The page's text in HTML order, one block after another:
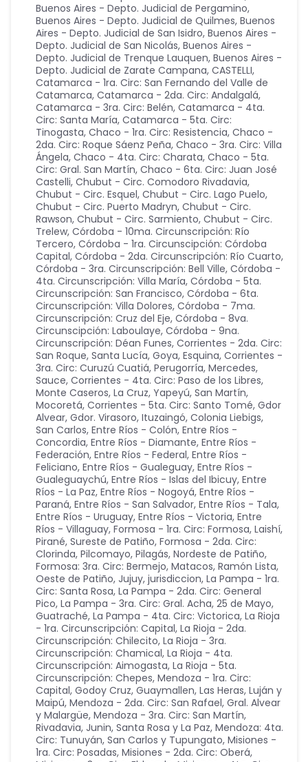
Buenos Aires - Depto. Judicial de Pergamino,
Buenos Aires - Depto. Judicial de Quilmes, Buenos
Aires - Depto. Judicial de San Isidro, Buenos Aires -
Depto. Judicial de San Nicolás, Buenos Aires -
Depto. Judicial de Trenque Lauquen, Buenos Aires -
Depto. Judicial de Zarate Campana, CASTELLI,
Catamarca - 1ra. Circ: San Fernando del Valle de
Catamarca, Catamarca - 2da. Circ: Andalgalá,
Catamarca - 3ra. Circ: Belén, Catamarca - 4ta.
Circ: Santa María, Catamarca - 5ta. Circ:
Tinogasta, Chaco - 1ra. Circ: Resistencia, Chaco -
2da. Circ: Roque Sáenz Peña, Chaco - 3ra. Circ: Villa
Ángela, Chaco - 4ta. Circ: Charata, Chaco - 5ta.
Circ: Gral. San Martín, Chaco - 6ta. Circ: Juan José
Castelli, Chubut - Circ. Comodoro Rivadavia,
Chubut - Circ. Esquel, Chubut - Circ. Lago Puelo,
Chubut - Circ. Puerto Madryn, Chubut - Circ.
Rawson, Chubut - Circ. Sarmiento, Chubut - Circ.
Trelew, Córdoba - 10ma. Circunscripción: Río
Tercero, Córdoba - 1ra. Circunscipción: Córdoba
Capital, Córdoba - 2da. Circunscripción: Río Cuarto,
Córdoba - 3ra. Circunscripción: Bell Ville, Córdoba -
4ta. Circunscripción: Villa María, Córdoba - 5ta.
Circunscripción: San Francisco, Córdoba - 6ta.
Circunscripción: Villa Dolores, Córdoba - 7ma.
Circunscripción: Cruz del Eje, Córdoba - 8va.
Circunscipción: Laboulaye, Córdoba - 9na.
Circunscripción: Déan Funes, Corrientes - 2da. Circ:
San Roque, Santa Lucía, Goya, Esquina, Corrientes -
3ra. Circ: Curuzú Cuatiá, Perugorría, Mercedes,
Sauce, Corrientes - 4ta. Circ: Paso de los Libres,
Monte Caseros, La Cruz, Yapeyú, San Martín,
Mocoretá, Corrientes - 5ta. Circ: Santo Tomé, Gdor
Alvear, Gdor. Virasoro, Ituzaingó, Colonia Liebigs,
San Carlos, Entre Ríos - Colón, Entre Ríos -
Concordia, Entre Ríos - Diamante, Entre Ríos -
Federación, Entre Ríos - Federal, Entre Ríos -
Feliciano, Entre Ríos - Gualeguay, Entre Ríos -
Gualeguaychú, Entre Ríos - Islas del Ibicuy, Entre
Ríos - La Paz, Entre Ríos - Nogoyá, Entre Ríos -
Paraná, Entre Ríos - San Salvador, Entre Ríos - Tala,
Entre Ríos - Uruguay, Entre Ríos - Victoria, Entre
Ríos - Villaguay, Formosa - 1ra. Circ: Formosa, Laishí,
Pirané, Sureste de Patiño, Formosa - 2da. Circ:
Clorinda, Pilcomayo, Pilagás, Nordeste de Patiño,
Formosa: 3ra. Circ: Bermejo, Matacos, Ramón Lista,
Oeste de Patiño, Jujuy, jurisdiccion, La Pampa - 1ra.
Circ: Santa Rosa, La Pampa - 2da. Circ: General
Pico, La Pampa - 3ra. Circ: Gral. Acha, 25 de Mayo,
Guatraché, La Pampa - 4ta. Circ: Victorica, La Rioja
- 1ra. Circunscripción: Capital, La Rioja - 2da.
Circunscripción: Chilecito, La Rioja - 3ra.
Circunscripción: Chamical, La Rioja - 4ta.
Circunscripción: Aimogasta, La Rioja - 5ta.
Circunscripción: Chepes, Mendoza - 1ra. Circ:
Capital, Godoy Cruz, Guaymallen, Las Heras, Luján y
Maipú, Mendoza - 2da. Circ: San Rafael, Gral. Alvear
y Malargüe, Mendoza - 3ra. Circ: San Martín,
Rivadavia, Junin, Santa Rosa y La Paz, Mendoza: 4ta.
Circ: Tunuyán, San Carlos y Tupungato, Misiones -
1ra. Circ: Posadas, Misiones - 2da. Circ: Oberá,